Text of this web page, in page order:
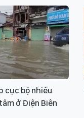
cục bộ nhiều
ở Điện Biên